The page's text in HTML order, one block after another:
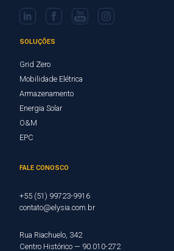
SOLUÇÕES
Grid Zero
Mobilidade Elétrica
Armazenamento
Energia Solar
O&M
EPC
FALE CONOSCO
+55 (51) 99723-9916
contato@elysia.com.br
Rua Riachuelo, 342
Centro Histórico — 90.010-272